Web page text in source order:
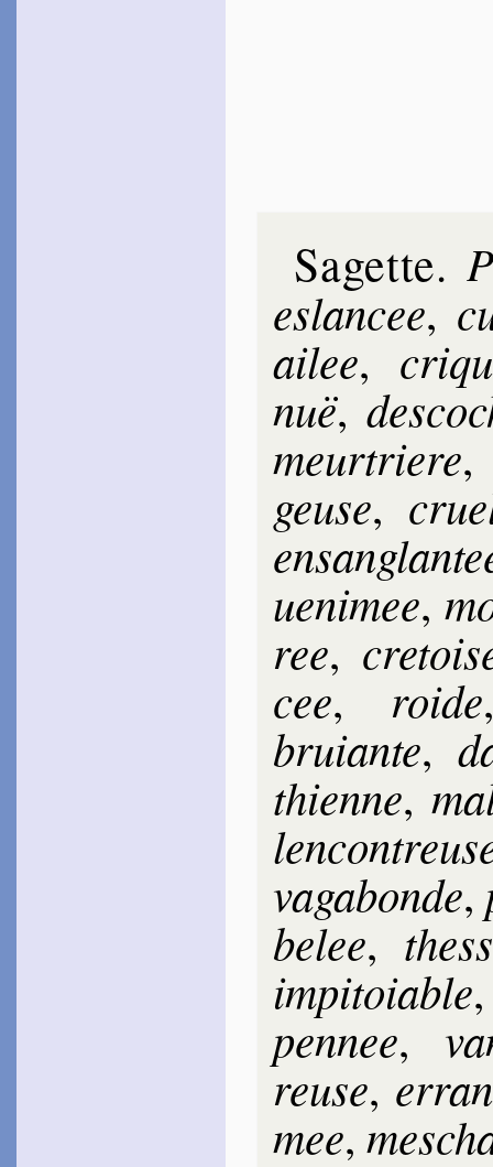
Sagette.
eslan­cee,
ailee,
nuë,
meur­triere
geuse,
ue­ni­mee,
ree,
cee, roide
bruiante,
thienne,
va­ga­bonde,
be­lee,
im­pi­toiable
pen­nee,
reuse,
mee,